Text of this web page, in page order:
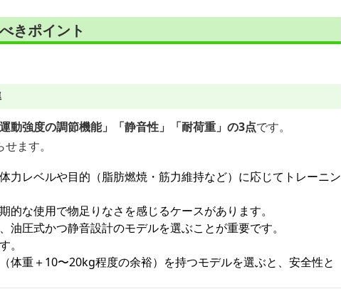
きポイント
運動強度の調節機能」「静音性」「耐荷重」の3点です。
ます。
力レベルや目的（脂肪燃焼・筋力維持など）に応じてトレーニン
な使用で物足りなさを感じるケースがあります。
油圧式かつ静音設計のモデルを選ぶことが重要です。
。
体重＋10〜20kg程度の余裕）を持つモデルを選ぶと、安全性と